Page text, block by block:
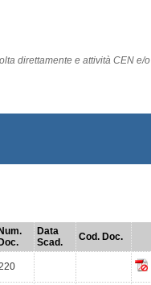
direttamente e attività CEN e/o
Num.
Doc.
Data
Scad.
Cod. Doc.